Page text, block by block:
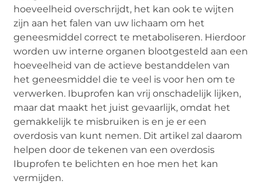
hoeveelheid overschrijdt, het kan ook te wijten
zijn aan het falen van uw lichaam om het
geneesmiddel correct te metaboliseren. Hierdoor
worden uw interne organen blootgesteld aan een
hoeveelheid van de actieve bestanddelen van
het geneesmiddel die te veel is voor hen om te
verwerken. Ibuprofen kan vrij onschadelijk lijken,
maar dat maakt het juist gevaarlijk, omdat het
gemakkelijk te misbruiken is en je er een
overdosis van kunt nemen. Dit artikel zal daarom
helpen door de tekenen van een overdosis
Ibuprofen te belichten en hoe men het kan
vermijden.